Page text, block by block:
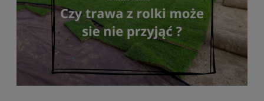
których ma być wykorzystana. Bliżej przybliżymy
ten temat w dzisiejszym wpisie.